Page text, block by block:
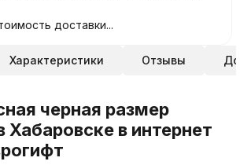
доставки...
Характеристики Отзывы
черная размер
в интернет